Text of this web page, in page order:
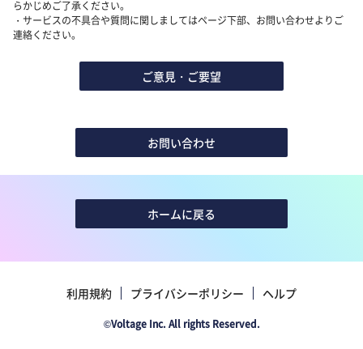
らかじめご了承ください。
・サービスの不具合や質問に関しましてはページ下部、お問い合わせよりご
連絡ください。
ご意見・ご要望
お問い合わせ
ホームに戻る
利用規約 プライバシーポリシー ヘルプ
©Voltage Inc. All rights Reserved.